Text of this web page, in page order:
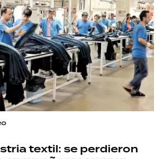
textil: se perdieron